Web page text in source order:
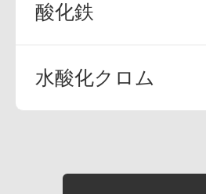
酸化鉄
水酸化クロム